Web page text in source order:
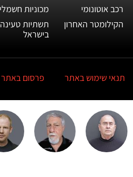
רכב אוטונומי
הקילומטר האחרון
מכוניות
תשתיות טעינה
בישראל
תנאי שימוש באתר פרסום באתר